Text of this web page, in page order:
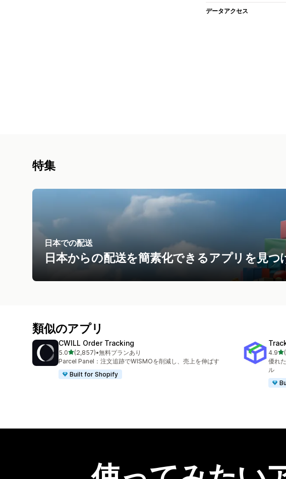
データアクセス
特集
日本での配送
日本からの配送を簡素化できるアプリを見つ
類似のアプリ
CWILL Order Tracking
5.05つ星中
(2,857)
合計レビュー数：2857件
•無料プランあり
Parcel Panel：注文追跡でWISMOを削減し、売上を伸ばす
Built for Shopify
4.95
合計
優れ
ル